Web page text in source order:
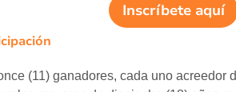
Inscríbete aquí
(11) ganadores, cada uno acreedor